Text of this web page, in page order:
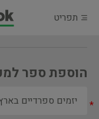
תפריט
הוספת ספר
*